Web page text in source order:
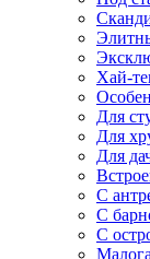
Хай-
Для
Для
Для
С
С
С